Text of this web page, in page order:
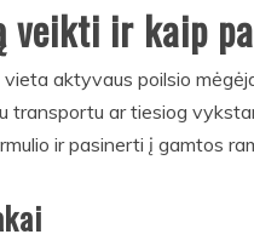
veikti ir kaip
aktyvaus poilsio
transportu ar tiesiog
ir pasinerti į gamtos